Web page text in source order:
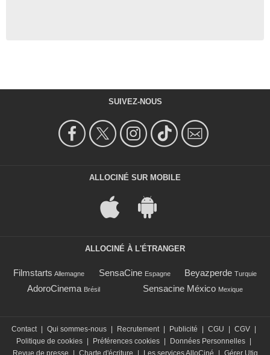
SUIVEZ-NOUS
ALLOCINÉ SUR MOBILE
ALLOCINÉ À L'ÉTRANGER
Filmstarts Allemagne SensaCine Espagne Beyazperde Turquie
AdoroCinema Brésil Sensacine México Mexique
Contact Qui sommes-nous Recrutement Publicité CGU CGV
Politique de cookies
Préférences cookies Données Personnelles
Revue de presse
Charte d'écriture Les services AlloCiné Gérer Utiq